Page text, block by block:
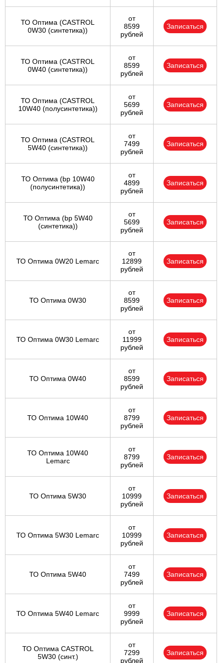
ТО Оптима (CASTROL
0W30 (синтетика))
от
8599
рублей
Записаться
ТО Оптима (CASTROL
0W40 (синтетика))
от
8599
рублей
Записаться
ТО Оптима (CASTROL
10W40 (полусинтетика))
от
5699
рублей
Записаться
ТО Оптима (CASTROL
5W40 (синтетика))
от
7499
рублей
Записаться
ТО Оптима (bp 10W40
(полусинтетика))
от
4899
рублей
Записаться
ТО Оптима (bp 5W40
(синтетика))
от
5699
рублей
Записаться
ТО Оптима 0W20 Lemarc
от
12899
рублей
Записаться
ТО Оптима 0W30
от
8599
рублей
Записаться
ТО Оптима 0W30 Lemarc
от
11999
рублей
Записаться
ТО Оптима 0W40
от
8599
рублей
Записаться
ТО Оптима 10W40
от
8799
рублей
Записаться
ТО Оптима 10W40
Lemarc
от
8799
рублей
Записаться
ТО Оптима 5W30
от
10999
рублей
Записаться
ТО Оптима 5W30 Lemarc
от
10999
рублей
Записаться
ТО Оптима 5W40
от
7499
рублей
Записаться
ТО Оптима 5W40 Lemarc
от
9999
рублей
Записаться
ТО Оптима CASTROL
5W30 (синт.)
от
7299
рублей
Записаться